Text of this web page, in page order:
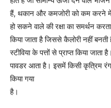
हैं, थकान और कमजोरी को कम करने
हो सकने वाले की रक्षा का समर्थन
किया जाता है जिससे कैलोरी नहीं
स्टीविया के पत्तों से प्राप्त किया
पावडर आता है। इसमें किसी कृत्रिम रंग
किया गया
है।